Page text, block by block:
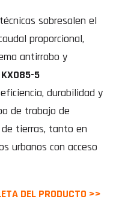
sobresalen el
proporcional,
antirrobo y
KX085-5
durabilidad y
de trabajo de
tierras, tanto en
urbanos con acceso
DEL PRODUCTO >>